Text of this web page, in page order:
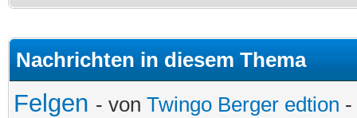
Nachrichten in diesem Thema
Felgen - von Twingo Berger edtion -